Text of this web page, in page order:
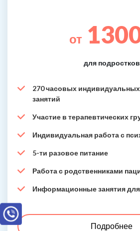
от
для подростков
270 часовых
занятий
Участие в терапевтических
Индивидуальная работа с
5-ти разовое питание
Работа с родственниками
Информационные занятия
Подробнее